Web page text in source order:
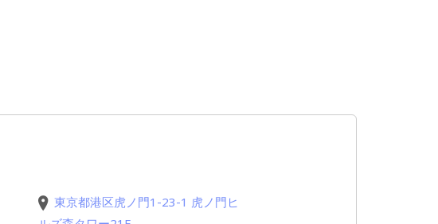
東京都港区虎ノ門1-23-1 虎ノ門ヒ